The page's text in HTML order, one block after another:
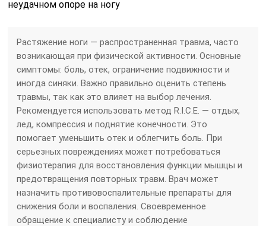
неудачном опоре на ногу
Растяжение ноги — распространенная травма, часто
возникающая при физической активности. Основные
симптомы: боль, отек, ограничение подвижности и
иногда синяки. Важно правильно оценить степень
травмы, так как это влияет на выбор лечения.
Рекомендуется использовать метод R.I.C.E. — отдых,
лед, компрессия и поднятие конечности. Это
помогает уменьшить отек и облегчить боль. При
серьезных повреждениях может потребоваться
физиотерапия для восстановления функции мышцы и
предотвращения повторных травм. Врач может
назначить противовоспалительные препараты для
снижения боли и воспаления. Своевременное
обращение к специалисту и соблюдение